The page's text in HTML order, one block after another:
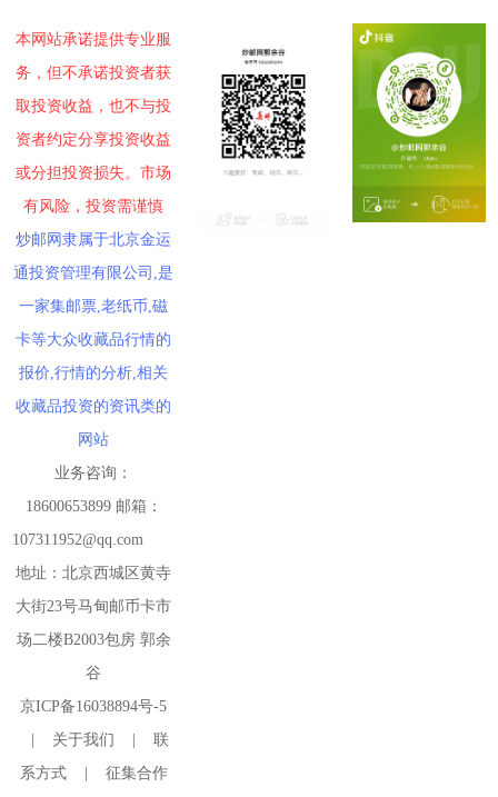
本网站承诺提供专业服
务，但不承诺投资者获
取投资收益，也不与投
资者约定分享投资收益
或分担投资损失。市场
有风险，投资需谨慎
炒邮网隶属于北京金运
通投资管理有限公司,是
一家集邮票,老纸币,磁
卡等大众收藏品行情的
报价,行情的分析,相关
收藏品投资的资讯类的
网站
业务咨询：
18600653899 邮箱：
107311952@qq.com
地址：北京西城区黄寺
大街23号马甸邮币卡市
场二楼B2003包房 郭余
谷
京ICP备16038894号-5
关于我们
联
系方式
征集合作